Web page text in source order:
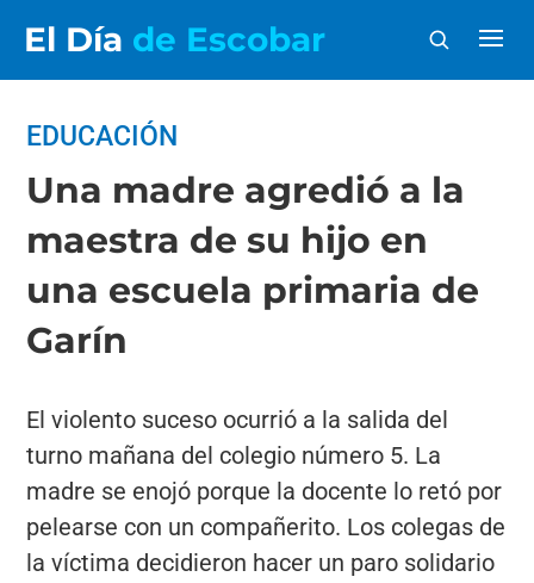
El Día de Escobar
EDUCACIÓN
Una madre agredió a la
maestra de su hijo en
una escuela primaria de
Garín
El violento suceso ocurrió a la salida del
turno mañana del colegio número 5. La
madre se enojó porque la docente lo retó por
pelearse con un compañerito. Los colegas de
la víctima decidieron hacer un paro solidario